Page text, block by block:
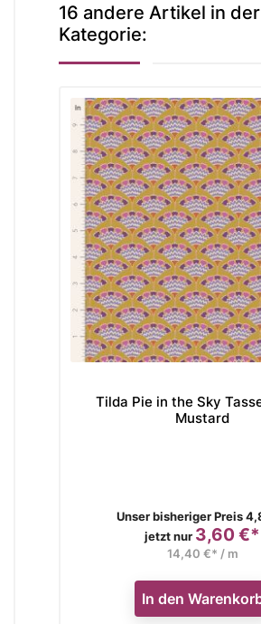
16 andere Artikel in
Kategorie:
Tilda Pie in the Sky
Mustard
Verkaufspreis
Unser bisheriger Preis
jetzt nur Preis
3,60 €*
14,40 €* / m
In den